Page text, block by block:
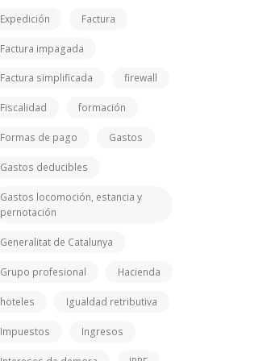
Expedición Factura
Factura impagada
Factura simplificada firewall
Fiscalidad formación
Formas de pago Gastos
Gastos deducibles
Gastos locomoción, estancia y
pernotación
Generalitat de Catalunya
Grupo profesional Hacienda
hoteles Igualdad retributiva
Impuestos Ingresos